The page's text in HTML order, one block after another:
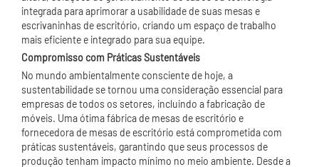
integrada para aprimorar a usabilidade de suas mesas e
escrivaninhas de escritório, criando um espaço de trabalho
mais eficiente e integrado para sua equipe.
Compromisso com Práticas Sustentáveis
No mundo ambientalmente consciente de hoje, a
sustentabilidade se tornou uma consideração essencial para
empresas de todos os setores, incluindo a fabricação de
móveis. Uma ótima fábrica de mesas de escritório e
fornecedora de mesas de escritório está comprometida com
práticas sustentáveis, garantindo que seus processos de
produção tenham impacto mínimo no meio ambiente. Desde a